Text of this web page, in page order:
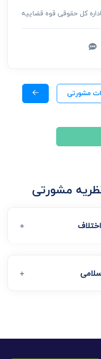
اداره کل حقوقی قوه قضاییه
مشورتی
مشورتی